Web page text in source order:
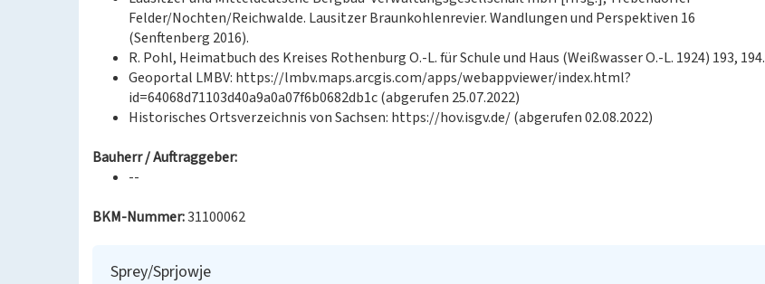
Felder/Nochten/Reichwalde. Lausitzer Braunkohlenrevier. Wandlungen und Perspektiven 16
(Senftenberg 2016).
R. Pohl, Heimatbuch des Kreises Rothenburg O.-L. für Schule und Haus (Weißwasser O.-L. 1924) 193, 194.
Geoportal LMBV: https://lmbv.maps.arcgis.com/apps/webappviewer/index.html?
id=64068d71103d40a9a0a07f6b0682db1c (abgerufen 25.07.2022)
Historisches Ortsverzeichnis von Sachsen: https://hov.isgv.de/ (abgerufen 02.08.2022)
Bauherr / Auftraggeber:
--
BKM-Nummer:31100062
Sprey/Sprjowje